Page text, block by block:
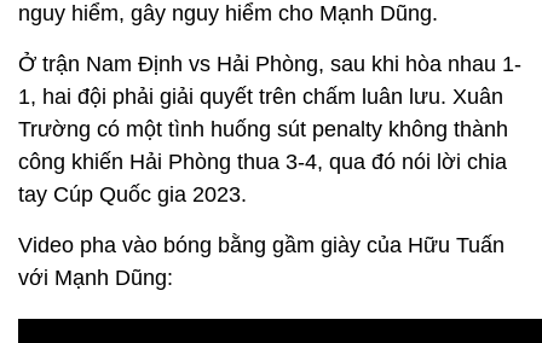
nguy hiểm, gây nguy hiểm cho Mạnh Dũng.
Ở trận Nam Định vs Hải Phòng, sau khi hòa nhau 1-
1, hai đội phải giải quyết trên chấm luân lưu. Xuân
Trường có một tình huống sút penalty không thành
công khiến Hải Phòng thua 3-4, qua đó nói lời chia
tay Cúp Quốc gia 2023.
Video pha vào bóng bằng gầm giày của Hữu Tuấn
với Mạnh Dũng: